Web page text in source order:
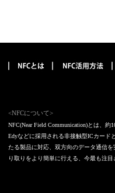
<NFCについて>
NFC(Near Field Communication)とは、
Edyなどに採用される非接触型ICカード
たる製品に対応、双方向のデータ通信
り取りをより簡単に行える、今最も注